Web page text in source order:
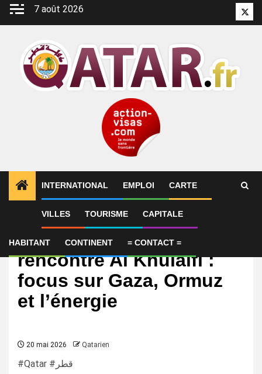
Aller
7 août 2026
INTERNATIONAL EMPLOI CARTE
VILLES TOURISME CAPITALE
HABITANT CONTINENT = CONTACT =
International
Italie-Qatar : Tripodi
rencontre Al Khulaifi :
focus sur Gaza, Ormuz
et l’énergie
20 mai 2026 Qatarien
#Qatar #قطر